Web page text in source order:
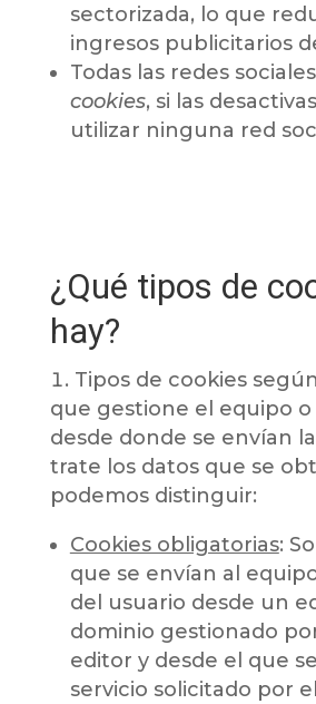
sectorizada, lo que
ingresos publicitarios
Todas las redes
cookies, si las
utilizar ninguna red
¿Qué tipos de
hay?
Tipos de cookies
que gestione el equipo
desde donde se envían
trate los datos que se
podemos distinguir:
Cookies obligatorias:
que se envían al
del usuario desde un
dominio gestionado
editor y desde el que
servicio solicitado por